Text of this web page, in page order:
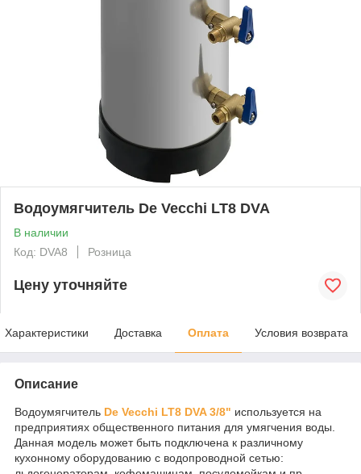
Водоумягчитель De Vecchi LT8 DVA
В наличии
Код: DVA8
Розница
Цену уточняйте
Характеристики Доставка Оплата Условия возврата
Описание
Водоумягчитель De Vecchi LT8 DVA 3/8" используется на
предприятиях общественного питания для умягчения воды.
Данная модель может быть подключена к различному
кухонному оборудованию с водопроводной сетью: